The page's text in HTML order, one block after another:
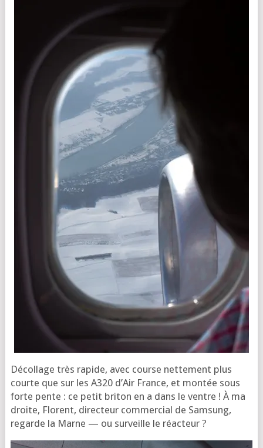
Décol­lage très rapide, avec course net­te­ment plus
courte que sur les A320 d’Air France, et mon­tée sous
forte pente : ce petit bri­ton en a dans le ventre ! À ma
droite, Florent, direc­teur com­mer­cial de Sam­sung,
regarde la Marne — ou sur­veille le réacteur ?